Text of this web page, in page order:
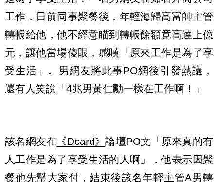
工作，日前同事聚餐後，年輕海歸高富帥主管
轉帳給他，他不經意瞄到轉帳餘額竟高達上億
元，讓他當場傻眼，感嘆「原來工作是為了享
受生活」。男網友將此事PO網後引發熱議，
還有人笑說「4兆男黃仁勳一樣在工作啊！」
該名網友在 《Dcard》論壇PO文「原來真的有
人工作是為了享受生活的人啊」，他表示因聚
餐他先幫大家付，結束後該名年輕主管A男轉